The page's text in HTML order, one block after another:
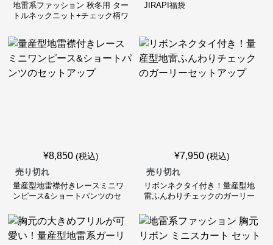
地雷系ファッション 秋冬用 ター
トルネックニット+チェック柄ワ
JIRAPI福袋
¥8,850 (税込)
売り切れ
量産型地雷襟付きレースミニワ
ンピース&ショートパンツのセ
¥7,950 (税込)
売り切れ
リボンネクタイ付き！量産型地
雷ふんわりチェックのガーリー